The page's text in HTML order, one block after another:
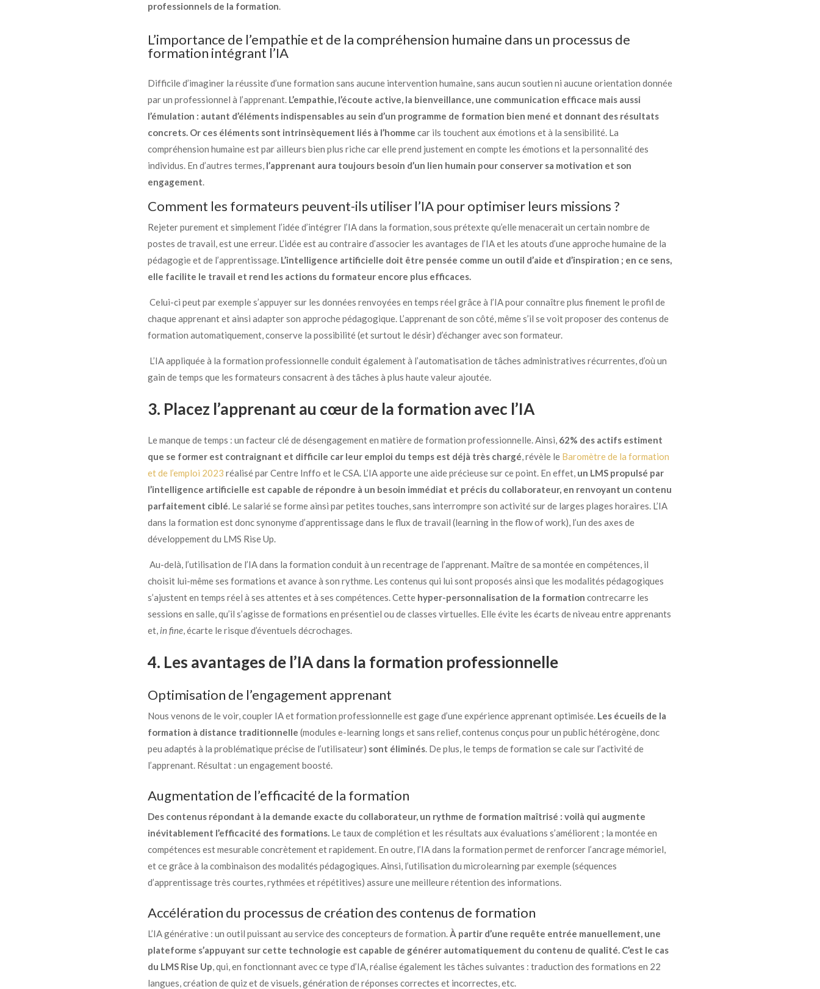
professionnels de la formation.
L’importance de l’empathie et de la compréhension humaine dans un processus de
formation intégrant l’IA
Difficile d’imaginer la réussite d’une formation sans aucune intervention humaine, sans aucun soutien ni aucune orientation donnée
par un professionnel à l’apprenant. L’empathie, l’écoute active, la bienveillance, une communication efficace mais aussi
l’émulation : autant d’éléments indispensables au sein d’un programme de formation bien mené et donnant des résultats
concrets. Or ces éléments sont intrinsèquement liés à l’homme car ils touchent aux émotions et à la sensibilité. La
compréhension humaine est par ailleurs bien plus riche car elle prend justement en compte les émotions et la personnalité des
individus. En d’autres termes, l’apprenant aura toujours besoin d’un lien humain pour conserver sa motivation et son
engagement.
Comment les formateurs peuvent-ils utiliser l’IA pour optimiser leurs missions ?
Rejeter purement et simplement l’idée d’intégrer l’IA dans la formation, sous prétexte qu’elle menacerait un certain nombre de
postes de travail, est une erreur. L’idée est au contraire d’associer les avantages de l’IA et les atouts d’une approche humaine de la
pédagogie et de l’apprentissage. L’intelligence artificielle doit être pensée comme un outil d’aide et d’inspiration ; en ce sens,
elle facilite le travail et rend les actions du formateur encore plus efficaces.
Celui-ci peut par exemple s’appuyer sur les données renvoyées en temps réel grâce à l’IA pour connaître plus finement le profil de
chaque apprenant et ainsi adapter son approche pédagogique. L’apprenant de son côté, même s’il se voit proposer des contenus de
formation automatiquement, conserve la possibilité (et surtout le désir) d’échanger avec son formateur.
L’IA appliquée à la formation professionnelle conduit également à l’automatisation de tâches administratives récurrentes, d’où un
gain de temps que les formateurs consacrent à des tâches à plus haute valeur ajoutée.
3. Placez l’apprenant au cœur de la formation avec l’IA
Le manque de temps : un facteur clé de désengagement en matière de formation professionnelle. Ainsi, 62% des actifs estiment
que se former est contraignant et difficile car leur emploi du temps est déjà très chargé, révèle le Baromètre de la formation
et de l’emploi 2023 réalisé par Centre Inffo et le CSA. L’IA apporte une aide précieuse sur ce point. En effet, un LMS propulsé par
l’intelligence artificielle est capable de répondre à un besoin immédiat et précis du collaborateur, en renvoyant un contenu
parfaitement ciblé. Le salarié se forme ainsi par petites touches, sans interrompre son activité sur de larges plages horaires. L’IA
dans la formation est donc synonyme d’apprentissage dans le flux de travail (learning in the flow of work), l’un des axes de
développement du LMS Rise Up.
Au-delà, l’utilisation de l’IA dans la formation conduit à un recentrage de l’apprenant. Maître de sa montée en compétences, il
choisit lui-même ses formations et avance à son rythme. Les contenus qui lui sont proposés ainsi que les modalités pédagogiques
s’ajustent en temps réel à ses attentes et à ses compétences. Cette hyper-personnalisation de la formation contrecarre les
sessions en salle, qu’il s’agisse de formations en présentiel ou de classes virtuelles. Elle évite les écarts de niveau entre apprenants
et, in fine, écarte le risque d’éventuels décrochages.
4. Les avantages de l’IA dans la formation professionnelle
Optimisation de l’engagement apprenant
Nous venons de le voir, coupler IA et formation professionnelle est gage d’une expérience apprenant optimisée. Les écueils de la
formation à distance traditionnelle (modules e-learning longs et sans relief, contenus conçus pour un public hétérogène, donc
peu adaptés à la problématique précise de l’utilisateur) sont éliminés. De plus, le temps de formation se cale sur l’activité de
l’apprenant. Résultat : un engagement boosté.
Augmentation de l’efficacité de la formation
Des contenus répondant à la demande exacte du collaborateur, un rythme de formation maîtrisé : voilà qui augmente
inévitablement l’efficacité des formations.Le taux de complétion et les résultats aux évaluations s’améliorent ; la montée en
compétences est mesurable concrètement et rapidement. En outre, l’IA dans la formation permet de renforcer l’ancrage mémoriel,
et ce grâce à la combinaison des modalités pédagogiques. Ainsi, l’utilisation du microlearning par exemple (séquences
d’apprentissage très courtes, rythmées et répétitives) assure une meilleure rétention des informations.
Accélération du processus de création des contenus de formation
L’IA générative : un outil puissant au service des concepteurs de formation.À partir d’une requête entrée manuellement, une
plateforme s’appuyant sur cette technologie est capable de générer automatiquement du contenu de qualité. C’est le cas
du LMS Rise Up, qui, en fonctionnant avec ce type d’IA, réalise également les tâches suivantes : traduction des formations en 22
langues, création de quiz et de visuels, génération de réponses correctes et incorrectes, etc.